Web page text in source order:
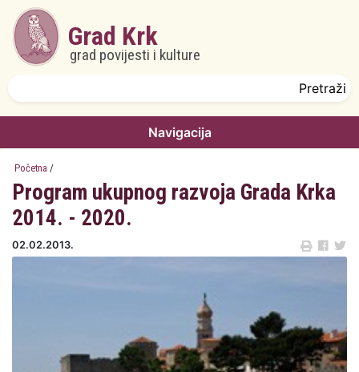
Skoči na glavni sadržaj
Grad Krk
grad povijesti i kulture
Navigacija
Početna /
Program ukupnog razvoja Grada Krka
2014. - 2020.
02.02.2013.